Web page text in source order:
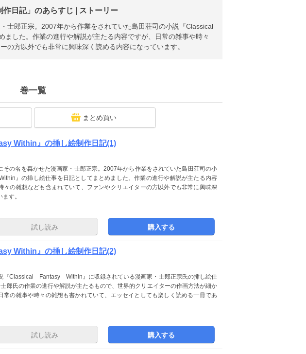
日記」のあらすじ | ストーリー
士郎正宗。2007年から作業をされていた島田荘司の小説『Classical
した。作業の進行や解説が主たる内容ですが、日常の雑事や時々
の方以外でも非常に興味深く読める内容になっています。
巻一覧
まとめ買い
Within』の挿し絵制作日記(1)
その名を轟かせた漫画家・士郎正宗。2007年から作業をされていた島田荘司の小
』の挿し絵仕事を日記としてまとめました。作業の進行や解説が主たる内容
々の雑想なども含まれていて、ファンやクリエイターの方以外でも非常に興味深
す。
試し読み 購入する
Within』の挿し絵制作日記(2)
『Classical Fantasy Within』に収録されている漫画家・士郎正宗氏の挿し絵仕
郎氏の作業の進行や解説が主たるもので、世界的クリエイターの作画方法が細か
常の雑事や時々の雑想も書かれていて、エッセイとしても楽しく読める一冊であ
試し読み 購入する